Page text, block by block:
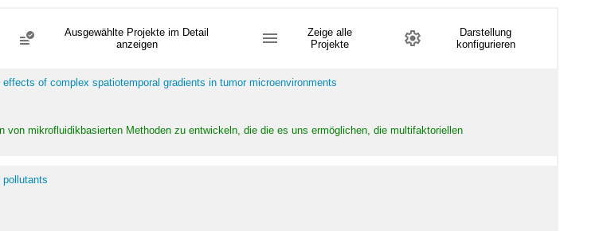
Ausgewählte Projekte im Detail
anzeigen
Zeige alle
Projekte
Darstellung
konfigurieren
of complex spatiotemporal gradients in tumor microenvironments
mikrofluidikbasierten Methoden zu entwickeln, die die es uns ermöglichen, die multifaktoriellen